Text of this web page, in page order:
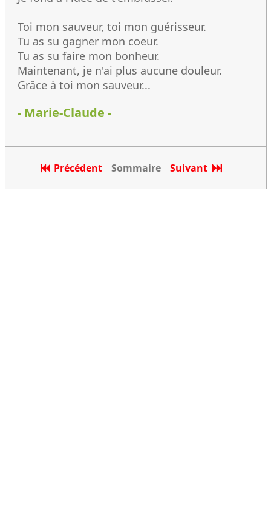
Toi mon sauveur, toi mon guérisseur.
Tu as su gagner mon coeur.
Tu as su faire mon bonheur.
Maintenant, je n'ai plus aucune douleur.
Grâce à toi mon sauveur...
- Marie-Claude -
Précédent Sommaire Suivant